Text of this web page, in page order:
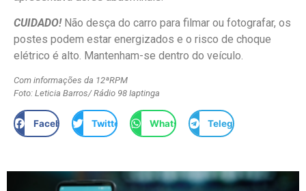
CUIDADO!Não desça do carro para filmar ou fotografar, os
postes podem estar energizados e o risco de choque
elétrico é alto. Mantenham-se dentro do veículo.
Com informações da 12ªRPM
Foto: Leticia Barros/ Rádio 98 Iaptinga
Facebook Twitter WhatsApp Telegram